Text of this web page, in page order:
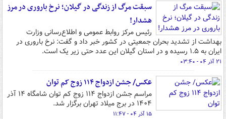
سبقت مرگ از زندگی در گیلان؛ نرخ باروری در مرز
هشدار!
رئیس مرکز روابط عمومی و اطلاع‌رسانی وزارت
بهداشت از تشدید بحران جمعیتی در کشور خبر داد و گفت: نرخ باروری در
ایران به ۱.۵ رسیده و در استان گیلان این عدد حتی زیر یک است.
۲۱ آذر ۰۴ - ۰۳:۴۰
عکس/ جشن ازدواج ۱۱۴ زوج کم توان
مراسم جشن ازدواج ۱۱۴ زوج کم توان شامگاه ۱۴ آذر
۱۴۰۴ در برج میلاد تهران برگزار شد.
۱۵ آذر ۰۴ - ۱۱:۴۷